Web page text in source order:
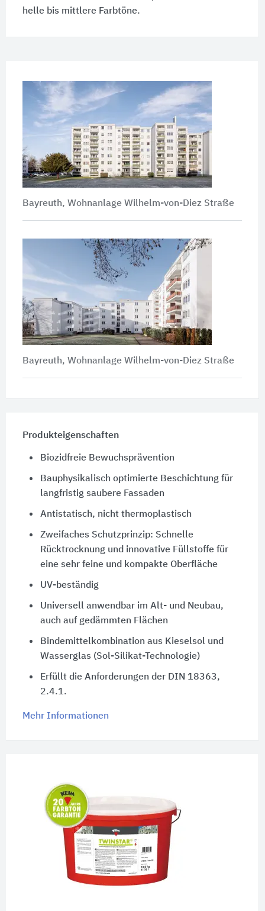
helle bis mittlere Farbtöne.
Bayreuth, Wohnanlage Wilhelm-von-Diez Straße
Bayreuth, Wohnanlage Wilhelm-von-Diez Straße
Produkteigenschaften
Biozidfreie Bewuchsprävention
Bauphysikalisch optimierte Beschichtung für
langfristig saubere Fassaden
Antistatisch, nicht thermoplastisch
Zweifaches Schutzprinzip: Schnelle
Rücktrocknung und innovative Füllstoffe für
eine sehr feine und kompakte Oberfläche
UV-beständig
Universell anwendbar im Alt- und Neubau,
auch auf gedämmten Flächen
Bindemittelkombination aus Kieselsol und
Wasserglas (Sol-Silikat-Technologie)
Erfüllt die Anforderungen der DIN 18363,
2.4.1.
Mehr Informationen